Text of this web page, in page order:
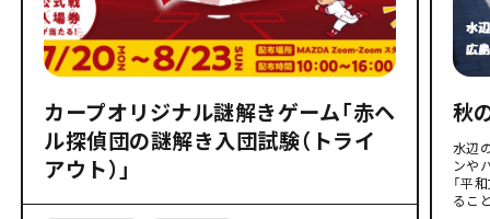
カープオリジナル謎解きゲーム「赤ヘ
ル探偵団の謎解き入団試験（トライ
アウト）」
秋
水辺
ンや
「平
るこ